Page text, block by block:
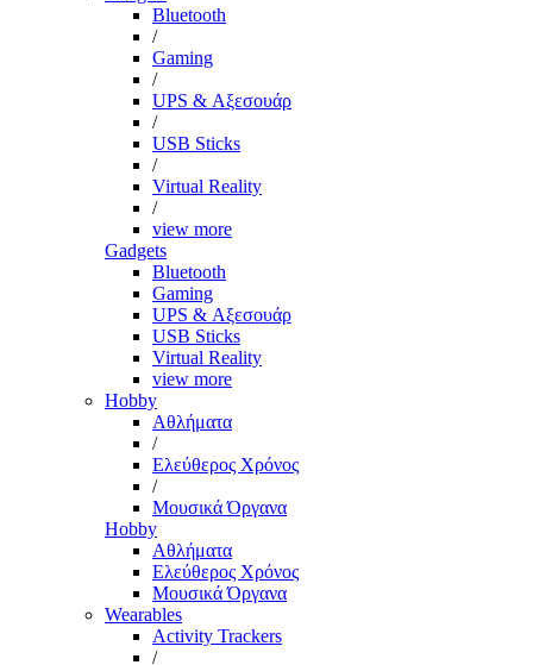
Bluetooth
/
Gaming
/
UPS & Αξεσουάρ
/
USB Sticks
/
Virtual Reality
/
view more
Gadgets
Bluetooth
Gaming
UPS & Αξεσουάρ
USB Sticks
Virtual Reality
view more
Hobby
Αθλήματα
/
Ελεύθερος Χρόνος
/
Μουσικά Όργανα
Hobby
Αθλήματα
Ελεύθερος Χρόνος
Μουσικά Όργανα
Wearables
Activity Trackers
/